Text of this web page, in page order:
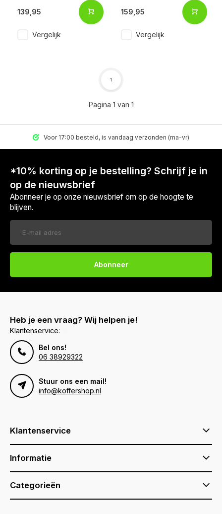
Voor 17:00 besteld, is vandaag verzonden (ma-vr)
139,95
Vergelijk
159,95
Vergelijk
Pagina 1 van 1
1
Voor 17:00 besteld, is vandaag verzonden (ma-vr)
*10% korting op je bestelling? Schrijf je in
op de nieuwsbrief
Abonneer je op onze nieuwsbrief om op de hoogte te
blijven.
Abonneer
Heb je een vraag? Wij helpen je!
Klantenservice:
Bel ons!
06 38929322
Stuur ons een mail!
info@koffershop.nl
Klantenservice
Informatie
Categorieën